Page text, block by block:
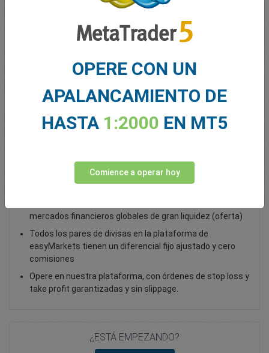
Total Premium
Depositar fondos
Opera con EUR/PLN - como opción vanilla
mercados financieros globales de gran liquidez (oferta)
Todos los pares de divisas en la plataforma de
easyMarkets tienen un diferencial fijo ajustado y cero
comisiones
Opere en nuestra plataforma, con órdenes de stop loss y
take profit garantizadas y sin slippage.
¿ESTÁ EMPEZANDO?
OPERE CON UN
APALANCAMIENTO DE
HASTA 1:2000 EN MT5
Comience a operar hoy